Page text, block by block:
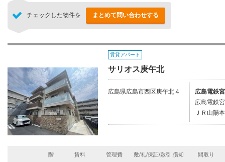
チェックした物件を まとめて問い合わせする
賃貸アパート
サリオス庚午北
広島県広島市西区庚午北４
広島電鉄
広島電鉄
ＪＲ山陽
階 賃料 管理費 敷/礼/保証/敷引,償却 間取り